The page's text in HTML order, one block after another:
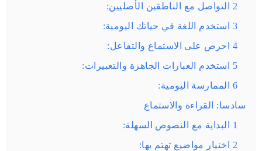
2 التواصل مع الناطقين الأصليين:
3 استخدم اللغة في حياتك اليومية:
4 احرص على الاستماع والتفاعل:
5 استخدم العبارات الجاهزة والتعبيرات:
6 الممارسة اليومية:
سادسا: القراءة والاستماع
1 البداية مع النصوص السهلة:
2 اختيار مواضيع تهتم بها: